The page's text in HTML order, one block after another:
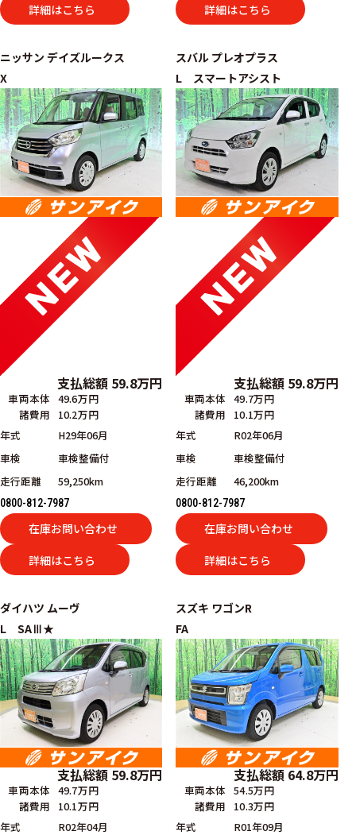
詳細はこちら 詳細はこちら
ニッサン デイズルークス
X
支払総額 59.8万円
車両本体 49.6万円
諸費用
10.2万円
年式
H29年06月
車検
車検整備付
走行距離
59,250km
0800-812-7987
在庫お問い合わせ
詳細はこちら
スバル プレオプラス
L スマートアシスト
支払総額 59.8万円
車両本体 49.7万円
諸費用
10.1万円
年式
R02年06月
車検
車検整備付
走行距離
46,200km
0800-812-7987
在庫お問い合わせ
詳細はこちら
ダイハツ ムーヴ
L SAⅢ★
支払総額 59.8万円
車両本体 49.7万円
諸費用
10.1万円
年式
R02年04月
スズキ ワゴンR
FA
支払総額 64.8万円
車両本体 54.5万円
諸費用
10.3万円
年式
R01年09月